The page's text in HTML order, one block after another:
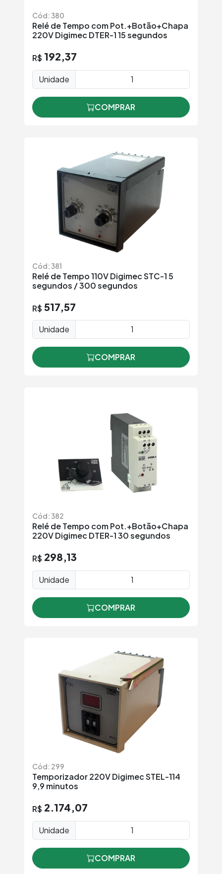
Cód: 380
Relé de Tempo com Pot.+Botão+Chapa
220V Digimec DTER-1 15 segundos
R$ 192,37
Unidade
COMPRAR
Cód: 381
Relé de Tempo 110V Digimec STC-1 5
segundos / 300 segundos
R$ 517,57
Unidade
COMPRAR
Cód: 382
Relé de Tempo com Pot.+Botão+Chapa
220V Digimec DTER-1 30 segundos
R$ 298,13
Unidade
COMPRAR
Cód: 299
Temporizador 220V Digimec STEL-114
9,9 minutos
R$ 2.174,07
Unidade
COMPRAR